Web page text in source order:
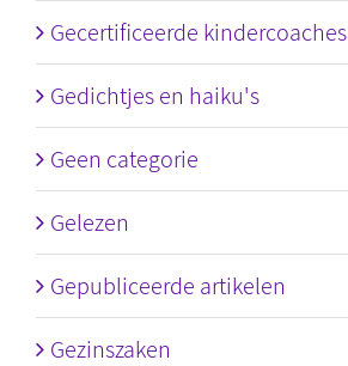
Gecertificeerde kindercoaches
Gedichtjes en haiku's
Geen categorie
Gelezen
Gepubliceerde artikelen
Gezinszaken